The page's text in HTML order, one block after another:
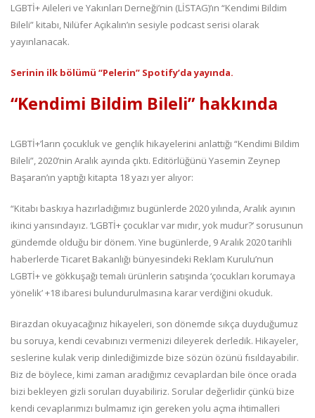
LGBTİ+ Aileleri ve Yakınları Derneği’nin (LİSTAG)’ın “Kendimi Bildim
Bileli” kitabı, Nilüfer Açıkalın’ın sesiyle podcast serisi olarak
yayınlanacak.
Serinin ilk bölümü “Pelerin” Spotify’da yayında.
“Kendimi Bildim Bileli” hakkında
LGBTİ+’ların çocukluk ve gençlik hikayelerini anlattığı “Kendimi Bildim
Bileli”, 2020’nin Aralık ayında çıktı. Editörlüğünü Yasemin Zeynep
Başaran’ın yaptığı kitapta 18 yazı yer alıyor:
“Kitabı baskıya hazırladığımız bugünlerde 2020 yılında, Aralık ayının
ikinci yarısındayız. ‘LGBTİ+ çocuklar var mıdır, yok mudur?’ sorusunun
gündemde olduğu bir dönem. Yine bugünlerde, 9 Aralık 2020 tarihli
haberlerde Ticaret Bakanlığı bünyesindeki Reklam Kurulu’nun
LGBTİ+ ve gökkuşağı temalı ürünlerin satışında ‘çocukları korumaya
yönelik’ +18 ibaresi bulundurulmasına karar verdiğini okuduk.
Birazdan okuyacağınız hikayeleri, son dönemde sıkça duyduğumuz
bu soruya, kendi cevabınızı vermenizi dileyerek derledik. Hikayeler,
seslerine kulak verip dinlediğimizde bize sözün özünü fısıldayabilir.
Biz de böylece, kimi zaman aradığımız cevaplardan bile önce orada
bizi bekleyen gizli soruları duyabiliriz. Sorular değerlidir çünkü bize
kendi cevaplarımızı bulmamız için gereken yolu açma ihtimalleri